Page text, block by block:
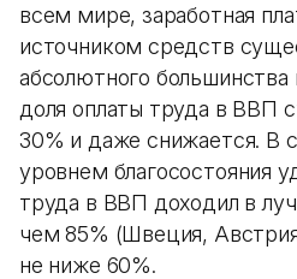
всем мире, заработная
источником средств
абсолютного большинства
доля оплаты труда в ВВП
30% и даже снижается. В
уровнем благосостояния
труда в ВВП доходил в
чем 85% (Швеция,
не ниже 60%.